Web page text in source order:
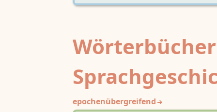
epochenübergreifend